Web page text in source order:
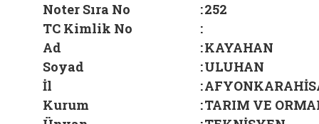
Noter Sıra No :252
TC Kimlik No
:
Ad
:KAYAHAN
Soyad
:ULUHAN
İl
:
Kurum
:TARIM VE